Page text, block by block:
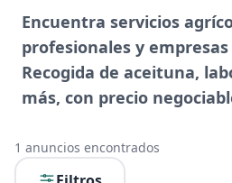
Encuentra servicios
profesionales y
Recogida de aceituna,
más, con precio
1 anuncios encontrados